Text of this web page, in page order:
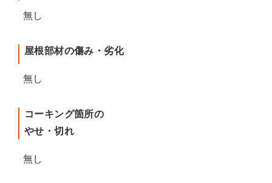
無し
屋根部材の傷み・劣化
無し
コーキング箇所の
やせ・切れ
無し